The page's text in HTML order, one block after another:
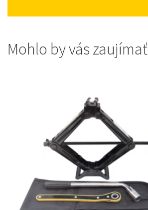
Mohlo by vás zaujímať